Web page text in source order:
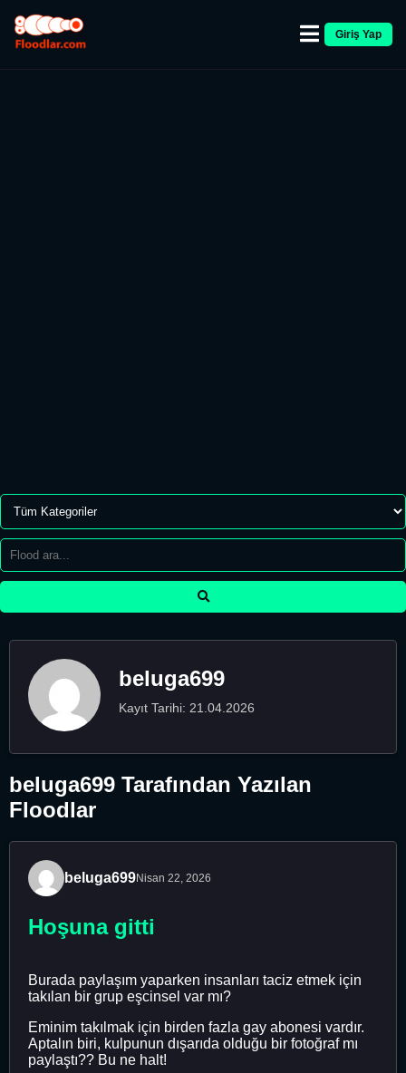
Giriş Yap
beluga699
Kayıt Tarihi: 21.04.2026
beluga699 Tarafından Yazılan
Floodlar
beluga699Nisan 22, 2026
Hoşuna gitti
Burada paylaşım yaparken insanları taciz etmek için
takılan bir grup eşcinsel var mı?
Eminim takılmak için birden fazla gay abonesi vardır.
Aptalın biri, kulpunun dışarıda olduğu bir fotoğraf mı
paylaştı?? Bu ne halt!